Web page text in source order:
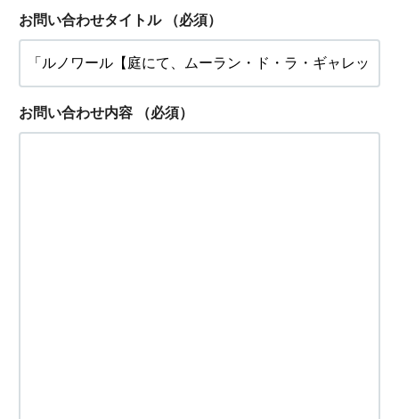
お問い合わせタイトル （必須）
お問い合わせ内容 （必須）